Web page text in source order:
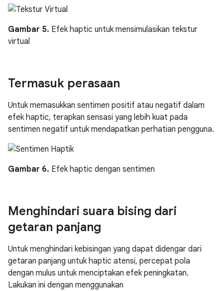
Gambar 5. Efek haptic untuk mensimulasikan tekstur
virtual
Termasuk perasaan
Untuk memasukkan sentimen positif atau negatif dalam
efek haptic, terapkan sensasi yang lebih kuat pada
sentimen negatif untuk mendapatkan perhatian pengguna.
Gambar 6. Efek haptic dengan sentimen
Menghindari suara bising dari
getaran panjang
Untuk menghindari kebisingan yang dapat didengar dari
getaran panjang untuk haptic atensi, percepat pola
dengan mulus untuk menciptakan efek peningkatan.
Lakukan ini dengan menggunakan